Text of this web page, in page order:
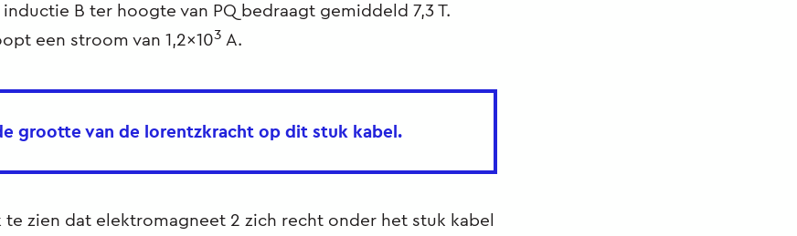
B ter hoogte van PQ bedraagt gemiddeld 7,3 T.
een stroom van 1,2x103 A.
grootte van de lorentzkracht op dit stuk kabel.
te zien dat elektromagneet 2 zich recht onder het stuk kabel